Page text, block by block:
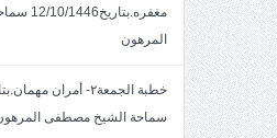
المرهون
سماحة الشيخ مصطفى